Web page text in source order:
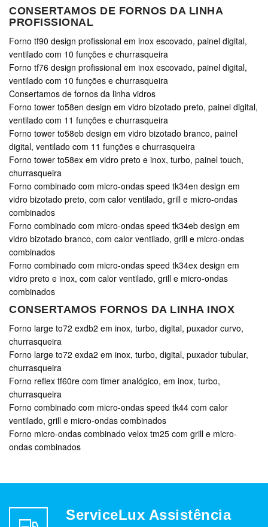
CONSERTAMOS DE FORNOS DA LINHA
PROFISSIONAL
Forno tf90 design profissional em inox escovado, painel digital,
ventilado com 10 funções e churrasqueira
Forno tf76 design profissional em inox escovado, painel digital,
ventilado com 10 funções e churrasqueira
Consertamos de fornos da linha vidros
Forno tower to58en design em vidro bizotado preto, painel digital,
ventilado com 11 funções e churrasqueira
Forno tower to58eb design em vidro bizotado branco, painel
digital, ventilado com 11 funções e churrasqueira
Forno tower to58ex em vidro preto e inox, turbo, painel touch,
churrasqueira
Forno combinado com micro-ondas speed tk34en design em
vidro bizotado preto, com calor ventilado, grill e micro-ondas
combinados
Forno combinado com micro-ondas speed tk34eb design em
vidro bizotado branco, com calor ventilado, grill e micro-ondas
combinados
Forno combinado com micro-ondas speed tk34ex design em
vidro preto e inox, com calor ventilado, grill e micro-ondas
combinados
CONSERTAMOS FORNOS DA LINHA INOX
Forno large to72 exdb2 em inox, turbo, digital, puxador curvo,
churrasqueira
Forno large to72 exda2 em inox, turbo, digital, puxador tubular,
churrasqueira
Forno reflex tf60re com timer analógico, em inox, turbo,
churrasqueira
Forno combinado com micro-ondas speed tk44 com calor
ventilado, grill e micro-ondas combinados
Forno micro-ondas combinado velox tm25 com grill e micro-
ondas combinados
ServiceLux Assistência